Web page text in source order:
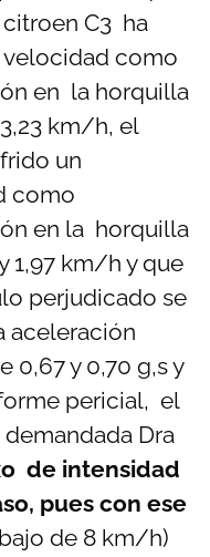
C3 ha
como
en la horquilla
km/h, el
un
como
en la horquilla
1,97 km/h y que
perjudicado se
aceleración
0,67 y 0,70 g,s y
pericial, el
Dra
de intensidad
pues con ese
de 8 km/h)